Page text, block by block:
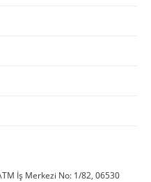
İş Merkezi No: 1/82, 06530